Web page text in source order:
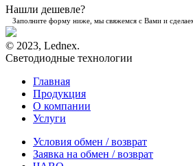
Нашли дешевле?
Заполните форму ниже, мы свяжемся с Вами и
© 2023, Lednex.
Светодиодные технологии
Главная
Продукция
О компании
Услуги
Условия обмен / возврат
Заявка на обмен / возврат